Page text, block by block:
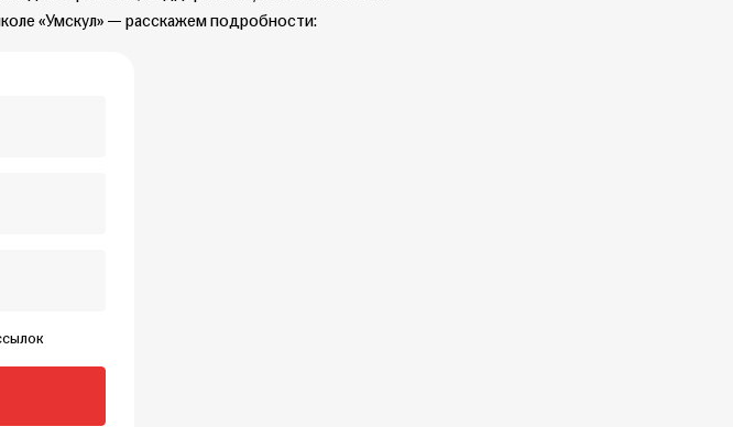
«Умскул» — расскажем подробности: